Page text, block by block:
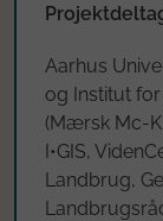
Aarhus
og Institut
(Mærsk Mc-
I•GIS,
Landbrug,